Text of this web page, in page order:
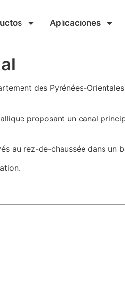
Aplicaciones
des Pyrénées-
proposant un canal
au rez-de-chaussée dans un